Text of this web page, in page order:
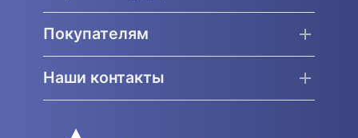
Покупателям
Наши контакты